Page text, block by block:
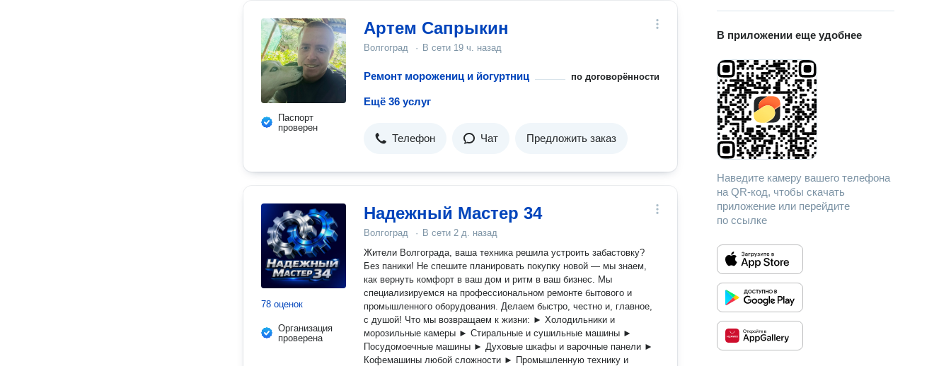
Паспорт
проверен
Артем Сапрыкин
Волгоград · В сети 19 ч. назад
Ремонт морожениц и йогуртниц по договорённости
Ещё 36 услуг
Телефон Чат Предложить заказ
78 оценок
Организация
проверена
Надежный Мастер 34
Волгоград · В сети 2 д. назад
Жители Волгограда, ваша техника решила устроить забастовку?
Без паники! Не спешите планировать покупку новой — мы знаем,
как вернуть комфорт в ваш дом и ритм в ваш бизнес. Мы
специализируемся на профессиональном ремонте бытового и
промышленного оборудования. Делаем быстро, честно и, главное,
с душой! Что мы возвращаем к жизни: ► Холодильники и
морозильные камеры ► Стиральные и сушильные машины ►
Посудомоечные машины ► Духовые шкафы и варочные панели ️►
Кофемашины любой сложности ► Промышленную технику и
В приложении еще удобнее
Наведите камеру вашего телефона
на QR-код, чтобы скачать
приложение или перейдите
по ссылке